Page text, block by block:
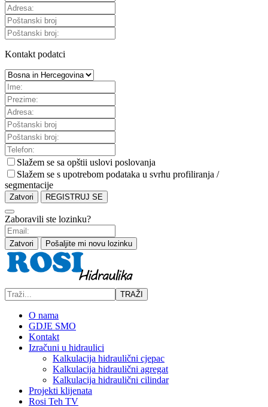
Kontakt podatci
Slažem se sa opštii uslovi poslovanja
Slažem se s upotrebom podataka u svrhu profiliranja /
segmentacije
Zatvori REGISTRUJ SE
Zaboravili ste lozinku?
Zatvori Pošaljite mi novu lozinku
TRAŽI
O nama
GDJE SMO
Kontakt
Izračuni u hidraulici
Kalkulacija hidraulični cjepac
Kalkulacija hidraulični agregat
Kalkulacija hidraulični cilindar
Projekti klijenata
Rosi Teh TV